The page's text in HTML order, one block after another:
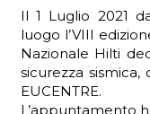
Il 1 Luglio 2021
luogo l’VIII
Nazionale Hilti
sicurezza
EUCENTRE.
L’appuntamento